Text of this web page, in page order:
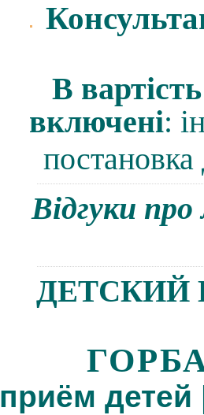
Консу
В
включені:
постановка
Відгуки
ДЕТСКИЙ
приём детей